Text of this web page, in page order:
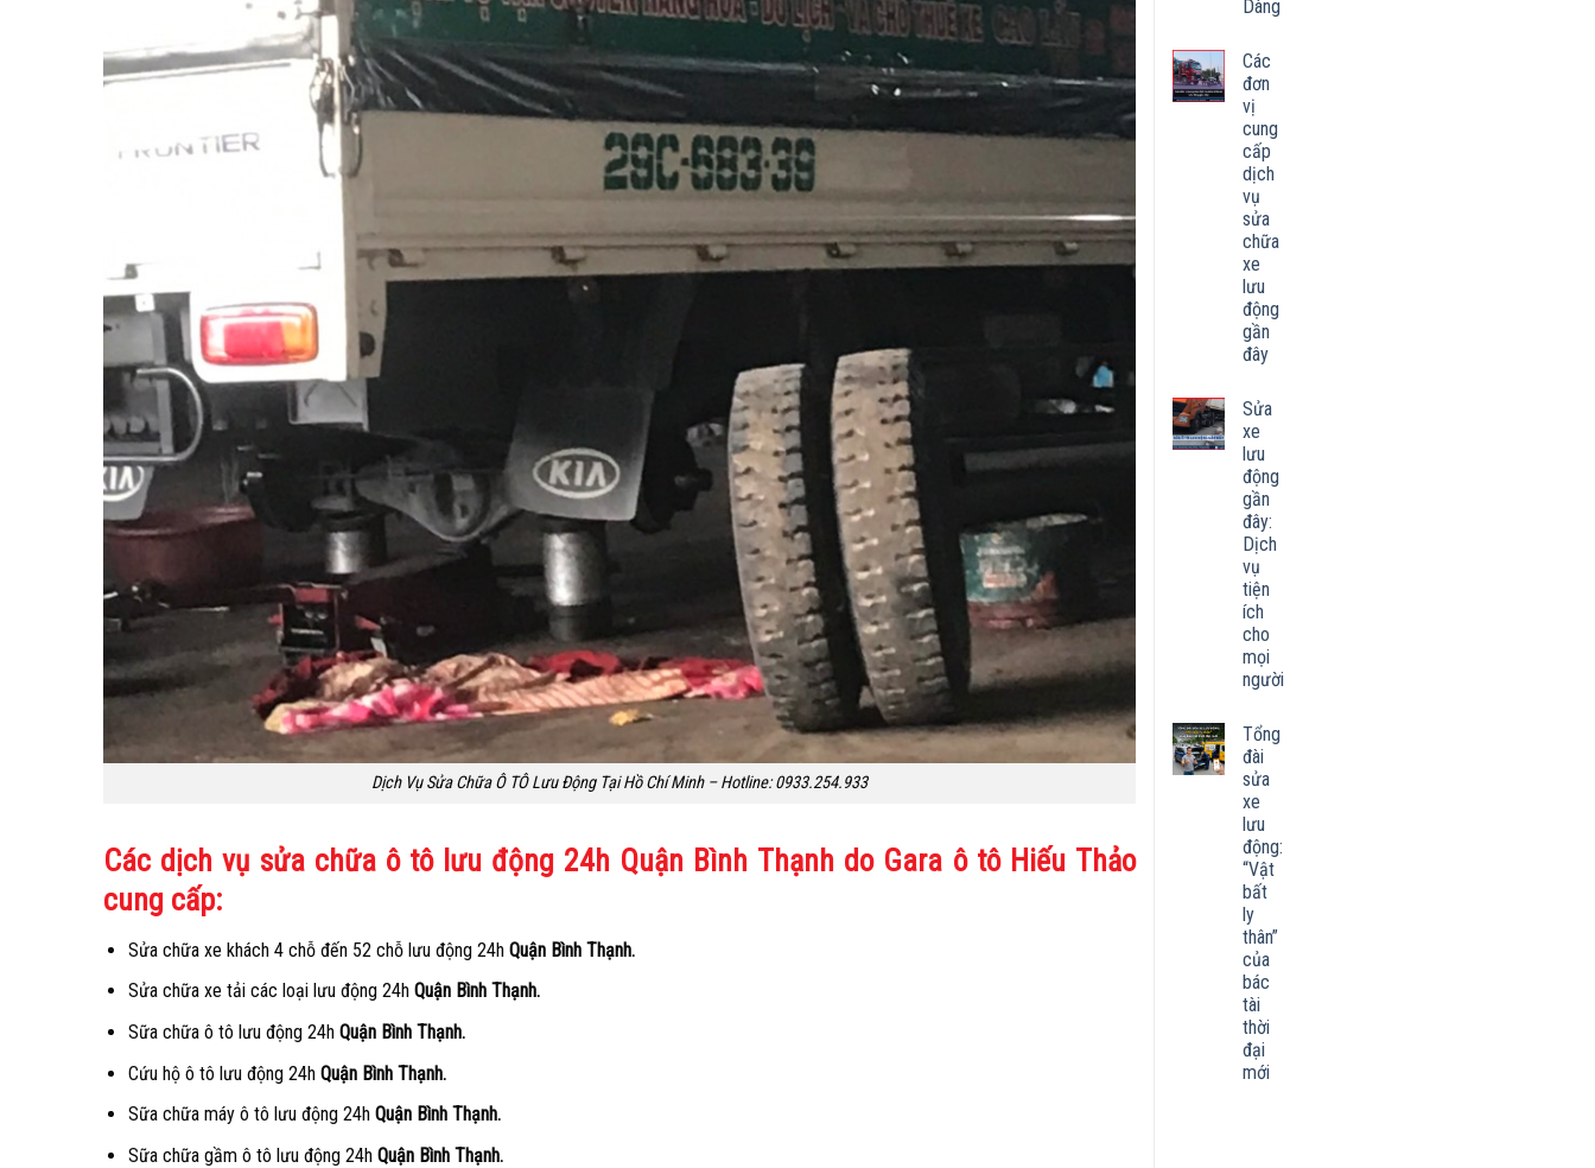
Dịch Vụ Sửa Chữa Ô TÔ Lưu Động Tại Hồ Chí Minh – Hotline: 0933.254.933
Các dịch vụ sửa chữa ô tô lưu động 24h Quận Bình Thạnh do Gara ô tô Hiếu Thảo
cung cấp:
Sửa chữa xe khách 4 chỗ đến 52 chỗ lưu động 24h Quận Bình Thạnh.
Sửa chữa xe tải các loại lưu động 24h Quận Bình Thạnh.
Sữa chữa ô tô lưu động 24h Quận Bình Thạnh.
Cứu hộ ô tô lưu động 24h Quận Bình Thạnh.
Sữa chữa máy ô tô lưu động 24h Quận Bình Thạnh.
Sữa chữa gầm ô tô lưu động 24h Quận Bình Thạnh.
Dàng
Các
đơn
vị
cung
cấp
dịch
vụ
sửa
chữa
xe
lưu
động
gần
đây
Sửa
xe
lưu
động
gần
đây:
Dịch
vụ
tiện
ích
cho
mọi
người
Tổng
đài
sửa
xe
lưu
động:
“Vật
bất
ly
thân”
của
bác
tài
thời
đại
mới